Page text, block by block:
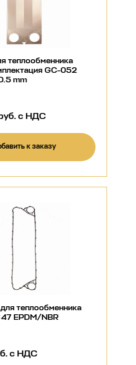
теплообменника
GC-052
mm
с НДС
к заказу
теплообменника
EPDM/NBR
с НДС